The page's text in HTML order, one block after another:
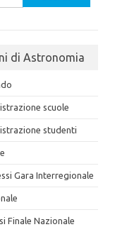
di Astronomia
scuole
studenti
Gara Interregionale
Finale Nazionale